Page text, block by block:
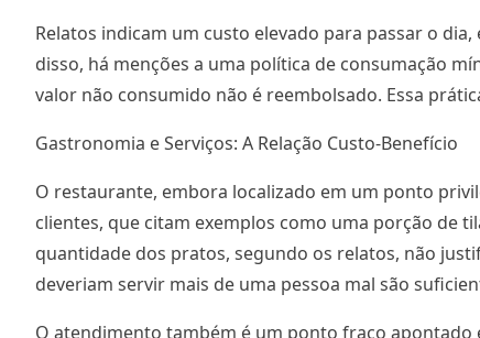
Relatos indicam um custo elevado para passar o
disso, há menções a uma política de consumação
valor não consumido não é reembolsado. Essa
Gastronomia e Serviços: A Relação Custo-Benefício
O restaurante, embora localizado em um ponto
clientes, que citam exemplos como uma porção de
quantidade dos pratos, segundo os relatos, não
deveriam servir mais de uma pessoa mal são
O atendimento também é um ponto fraco apontado